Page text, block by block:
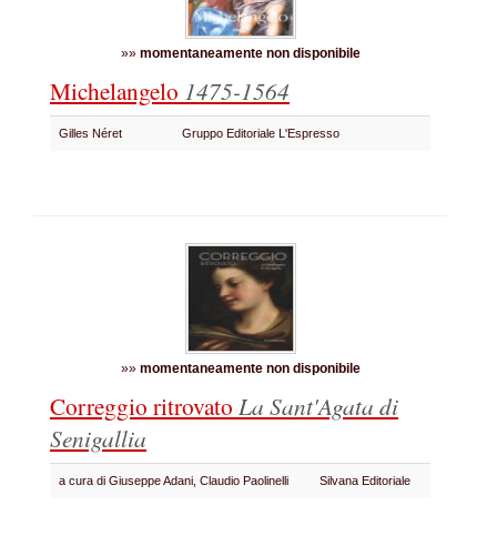
»» momentaneamente non disponibile
Michelangelo 1475-1564
Gilles Néret Gruppo Editoriale L'Espresso
»» momentaneamente non disponibile
Correggio ritrovato La Sant'Agata di
Senigallia
a cura di Giuseppe Adani, Claudio Paolinelli Silvana Editoriale